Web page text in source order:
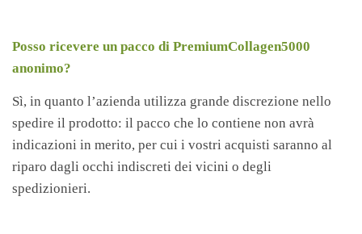
Posso ricevere un pacco di PremiumCollagen5000
anonimo?
Sì, in quanto l’azienda utilizza grande discrezione nello
spedire il prodotto: il pacco che lo contiene non avrà
indicazioni in merito, per cui i vostri acquisti saranno al
riparo dagli occhi indiscreti dei vicini o degli
spedizionieri.